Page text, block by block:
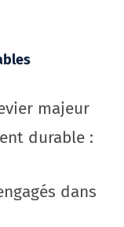
majeur
durable :
dans